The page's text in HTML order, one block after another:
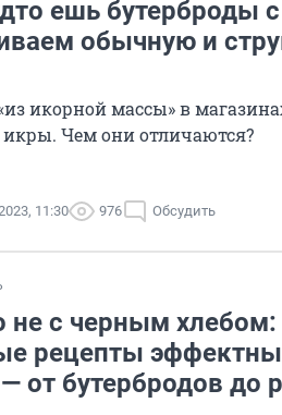
ешь бутерброды
обычную и
икорной массы» в
Чем они отличаются?
11:30 976 Обсудить
не с черным
рецепты
от бутербродов до